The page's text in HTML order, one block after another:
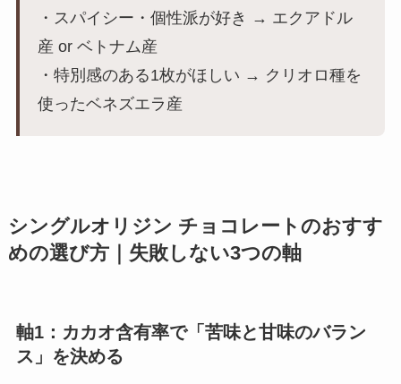
・スパイシー・個性派が好き → エクアドル
産 or ベトナム産
・特別感のある1枚がほしい → クリオロ種を
使ったベネズエラ産
シングルオリジン チョコレートのおすす
めの選び方｜失敗しない3つの軸
軸1：カカオ含有率で「苦味と甘味のバラン
ス」を決める